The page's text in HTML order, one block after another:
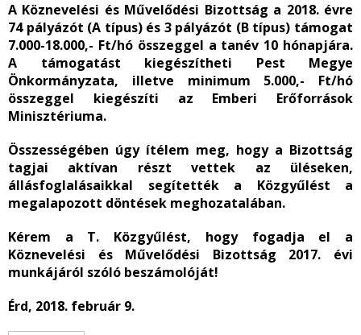
A Köznevelési és Művelődési Bizottság a 2018. évre
74 pályázót (A típus) és 3 pályázót (B típus) támogat
7.000-18.000,- Ft/hó összeggel a tanév 10 hónapjára.
A támogatást kiegészítheti Pest Megye
Önkormányzata, illetve minimum 5.000,- Ft/hó
összeggel kiegészíti az Emberi Erőforrások
Minisztériuma.
Összességében úgy ítélem meg, hogy a Bizottság
tagjai aktívan részt vettek az üléseken,
állásfoglalásaikkal segítették a Közgyűlést a
megalapozott döntések meghozatalában.
Kérem a T. Közgyűlést, hogy fogadja el a
Köznevelési és Művelődési Bizottság 2017. évi
munkájáról szóló beszámolóját!
Érd, 2018. február 9.